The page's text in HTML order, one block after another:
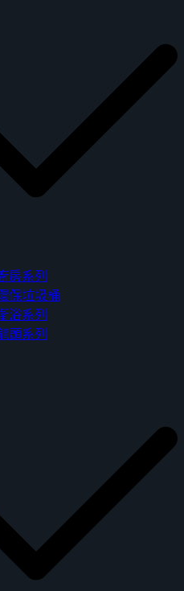
房系列
保垃圾桶
浴系列
頭系列